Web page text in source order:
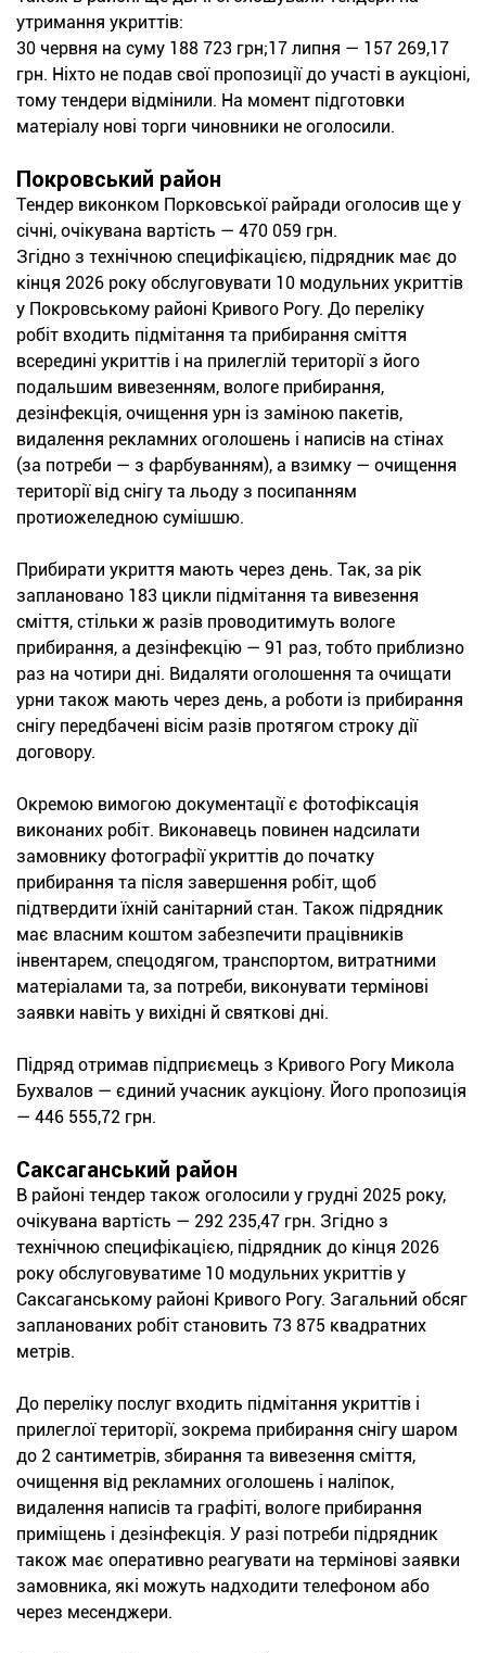
утримання укриттів:
30 червня на суму 188 723 грн;17 липня — 157 269,17
грн. Ніхто не подав свої пропозиції до участі в аукціоні,
тому тендери відмінили. На момент підготовки
матеріалу нові торги чиновники не оголосили.
Покровський район
Тендер виконком Порковської райради оголосив ще у
січні, очікувана вартість — 470 059 грн.
Згідно з технічною специфікацією, підрядник має до
кінця 2026 року обслуговувати 10 модульних укриттів
у Покровському районі Кривого Рогу. До переліку
робіт входить підмітання та прибирання сміття
всередині укриттів і на прилеглій території з його
подальшим вивезенням, вологе прибирання,
дезінфекція, очищення урн із заміною пакетів,
видалення рекламних оголошень і написів на стінах
(за потреби — з фарбуванням), а взимку — очищення
території від снігу та льоду з посипанням
протиожеледною сумішшю.
Прибирати укриття мають через день. Так, за рік
заплановано 183 цикли підмітання та вивезення
сміття, стільки ж разів проводитимуть вологе
прибирання, а дезінфекцію — 91 раз, тобто приблизно
раз на чотири дні. Видаляти оголошення та очищати
урни також мають через день, а роботи із прибирання
снігу передбачені вісім разів протягом строку дії
договору.
Окремою вимогою документації є фотофіксація
виконаних робіт. Виконавець повинен надсилати
замовнику фотографії укриттів до початку
прибирання та після завершення робіт, щоб
підтвердити їхній санітарний стан. Також підрядник
має власним коштом забезпечити працівників
інвентарем, спецодягом, транспортом, витратними
матеріалами та, за потреби, виконувати термінові
заявки навіть у вихідні й святкові дні.
Підряд отримав підприємець з Кривого Рогу Микола
Бухвалов — єдиний учасник аукціону. Його пропозиція
— 446 555,72 грн.
Саксаганський район
В районі тендер також оголосили у грудні 2025 року,
очікувана вартість — 292 235,47 грн. Згідно з
технічною специфікацією, підрядник до кінця 2026
року обслуговуватиме 10 модульних укриттів у
Саксаганському районі Кривого Рогу. Загальний обсяг
запланованих робіт становить 73 875 квадратних
метрів.
До переліку послуг входить підмітання укриттів і
прилеглої території, зокрема прибирання снігу шаром
до 2 сантиметрів, збирання та вивезення сміття,
очищення від рекламних оголошень і наліпок,
видалення написів та графіті, вологе прибирання
приміщень і дезінфекція. У разі потреби підрядник
також має оперативно реагувати на термінові заявки
замовника, які можуть надходити телефоном або
через месенджери.